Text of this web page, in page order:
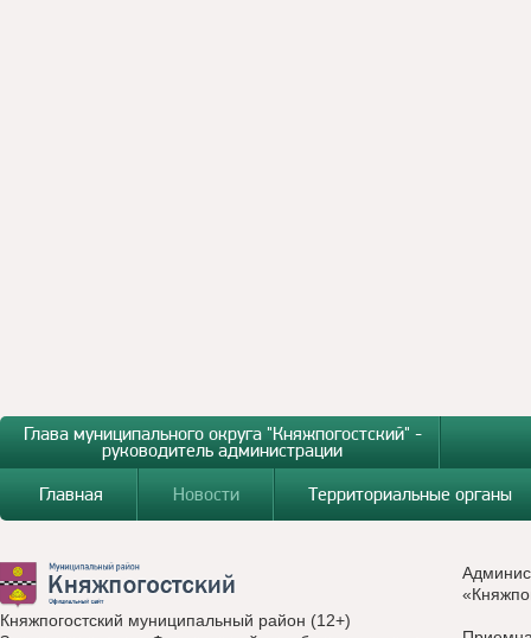
Глава муниципального округа "Княжпогостский" -
руководитель администрации
Главная
Новости Территориальные органы
Княжпогостский муниципальный район (12+)